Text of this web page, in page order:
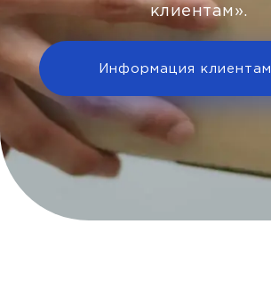
клиентам».
Информация клиентам